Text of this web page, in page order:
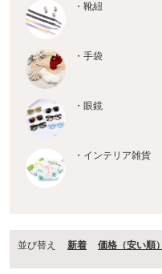
・靴紐
・手袋
・眼鏡
・インテリア雑貨
並び替え 新着 価格（安い順）